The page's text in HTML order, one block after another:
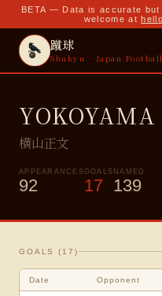
BETA — Data is accurate
welcome at
蹴球
Shukyu · Japan Football
横山正文
APPEARANCES
92
GOALS
17
NAMED
139
GOALS ( 17 )
Date Opponent